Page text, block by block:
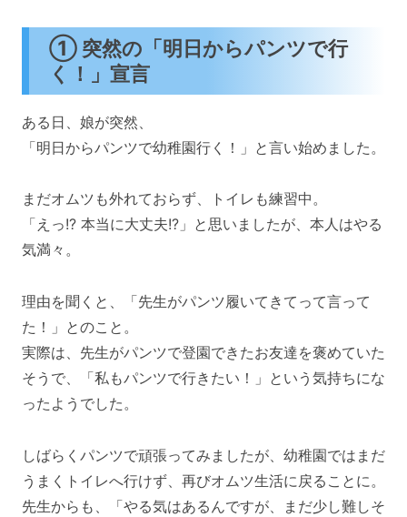
① 突然の「明日からパンツで行
く！」宣言
ある日、娘が突然、
「明日からパンツで幼稚園行く！」と言い始めました。
まだオムツも外れておらず、トイレも練習中。
「えっ!? 本当に大丈夫!?」と思いましたが、本人はやる
気満々。
理由を聞くと、「先生がパンツ履いてきてって言って
た！」とのこと。
実際は、先生がパンツで登園できたお友達を褒めていた
そうで、「私もパンツで行きたい！」という気持ちにな
ったようでした。
しばらくパンツで頑張ってみましたが、幼稚園ではまだ
うまくトイレへ行けず、再びオムツ生活に戻ることに。
先生からも、「やる気はあるんですが、まだ少し難しそ